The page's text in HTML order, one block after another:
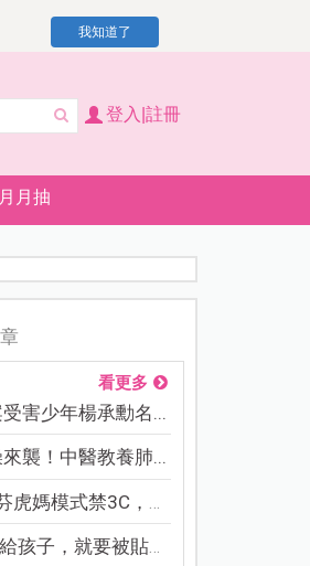
我知道了
登入|註冊
月抽
看更多
害少年楊承勳名...
襲！中醫教養肺...
媽模式禁3C，看...
子，就要被貼「...